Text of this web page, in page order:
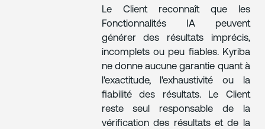
Le Client reconnaît que les
Fonctionnalités IA peuvent
générer des résultats imprécis,
incomplets ou peu fiables. Kyriba
ne donne aucune garantie quant à
l'exactitude, l'exhaustivité ou la
fiabilité des résultats. Le Client
reste seul responsable de la
vérification des résultats et de la